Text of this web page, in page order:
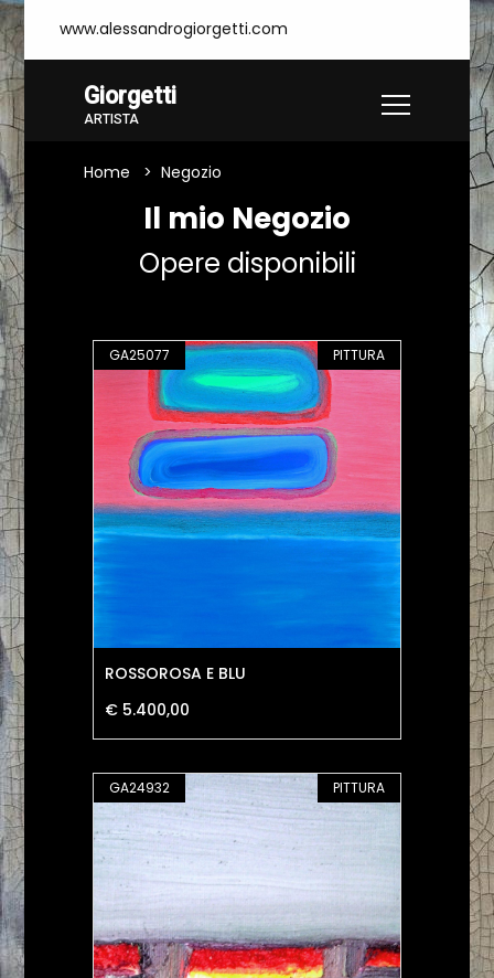
www.alessandrogiorgetti.com
Giorgetti
ARTISTA
Home Negozio
Il mio Negozio
Opere disponibili
GA25077 PITTURA
ROSSOROSA E BLU
€ 5.400,00
GA24932 PITTURA